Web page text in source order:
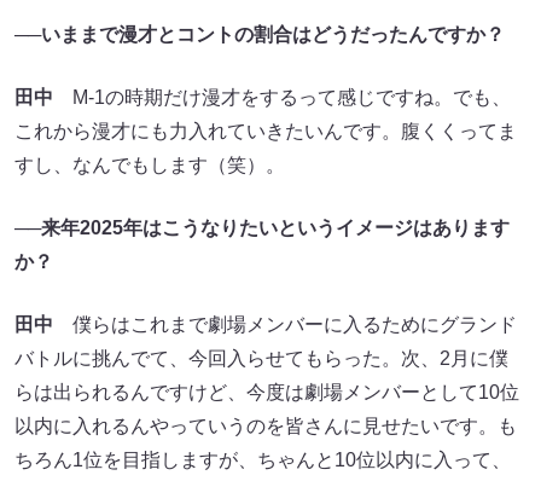
──いままで漫才とコントの割合はどうだったんですか？
田中 M-1の時期だけ漫才をするって感じですね。でも、
これから漫才にも力入れていきたいんです。腹くくってま
すし、なんでもします（笑）。
──来年2025年はこうなりたいというイメージはあります
か？
田中 僕らはこれまで劇場メンバーに入るためにグランド
バトルに挑んでて、今回入らせてもらった。次、2月に僕
らは出られるんですけど、今度は劇場メンバーとして10位
以内に入れるんやっていうのを皆さんに見せたいです。も
ちろん1位を目指しますが、ちゃんと10位以内に入って、